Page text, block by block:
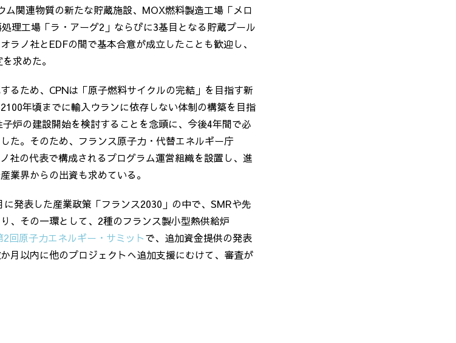
ム関連物質の新たな貯蔵施設、 MOX燃料製造工場「メロ
理工場「ラ・アーグ2 」ならびに3基目となる貯蔵プール
ラノ社とEDFの間で基本合意が成立したことも歓迎し、
求めた。
るため、 CPNは「原子燃料サイクルの完結」を目指す新
2100年頃までに輸入ウランに依存しない体制の構築を目指
炉の建設開始を検討することを念頭に、今後4年間で必
た。そのため、フランス原子力・代替エネルギー庁
社の代表で構成されるプログラム運営組織を設置し、進
業界からの出資も求めている。
発表した産業政策「フランス2030 」の中で、SMRや先
、その一環として、 2種のフランス製小型熱供給炉
2回原子力エネルギー・サミットで、追加資金提供の発表
月以内に他のプロジェクトへ追加支援にむけて、審査が